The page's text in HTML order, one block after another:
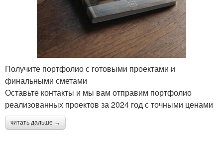
Получите портфолио с готовыми проектами и
финальными сметами
Оставьте контакты и мы вам отправим портфолио
реализованных проектов за 2024 год с точными ценами
читать дальше →